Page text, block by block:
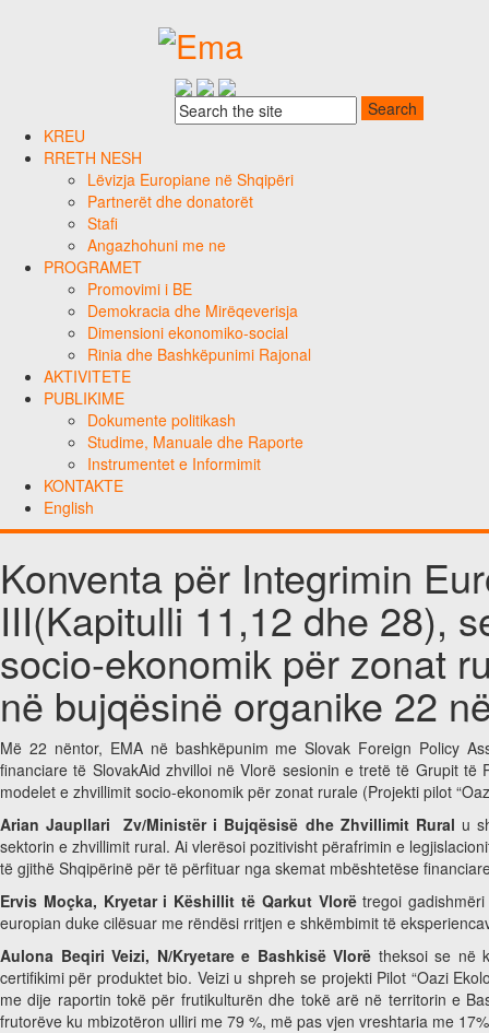
KREU
RRETH NESH
Lëvizja Europiane në Shqipëri
Partnerët dhe donatorët
Stafi
Angazhohuni me ne
PROGRAMET
Promovimi i BE
Demokracia dhe Mirëqeverisja
Dimensioni ekonomiko-social
Rinia dhe Bashkëpunimi Rajonal
AKTIVITETE
PUBLIKIME
Dokumente politikash
Studime, Manuale dhe Raporte
Instrumentet e Informimit
KONTAKTE
English
Konventa për Integrimin
III(Kapitulli 11,12 dhe 28),
socio-ekonomik për zonat
në bujqësinë organike 22
Më 22 nëntor, EMA në bashkëpunim me Slovak Foreign Policy
financiare të SlovakAid zhvilloi në Vlorë sesionin e tretë të Grupit
modelet e zhvillimit socio-ekonomik për zonat rurale (Projekti pilot
Arian Jaupllari Zv/Ministër i Bujqësisë dhe Zhvillimit Rural u
sektorin e zhvillimit rural. Ai vlerësoi pozitivisht përafrimin e
të gjithë Shqipërinë për të përfituar nga skemat mbështetëse
Ervis Moçka, Kryetar i Këshillit të Qarkut Vlorëtregoi gadishmëri
europian duke cilësuar me rëndësi rritjen e shkëmbimit të
Aulona Beqiri Veizi, N/Kryetare e Bashkisë Vlorë theksoi se në
certifikimi për produktet bio. Veizi u shpreh se projekti Pilot “Oazi
me dije raportin tokë për frutikulturën dhe tokë arë në territorin e
frutorëve ku mbizotëron ulliri me 79 %, më pas vjen vreshtaria me